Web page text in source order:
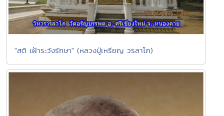
"สติ เฝ้าระวังรักษา" (หลวงปู่เหรียญ วรลาโภ)